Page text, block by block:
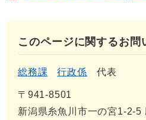
このページに関するお問
総務課 行政係 代表
〒941-8501
新潟県糸魚川市一の宮1-2-5